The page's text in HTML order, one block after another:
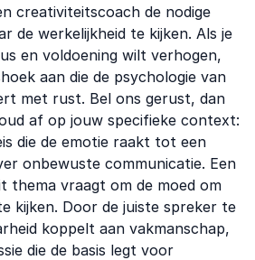
creativiteitscoach de nodige
de werkelijkheid te kijken. Als je
en voldoening wilt verhogen,
aan die de psychologie van
met rust. Bel ons gerust, dan
af op jouw specifieke context:
die de emotie raakt tot een
onbewuste communicatie. Een
thema vraagt om de moed om
kijken. Door de juiste spreker te
koppelt aan vakmanschap,
die de basis legt voor